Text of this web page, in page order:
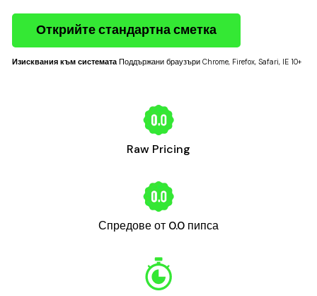
Открийте стандартна сметка
Изисквания към систематаПоддържани браузъри Chrome, Firefox, Safari, IE 10+
Raw Pricing
Спредове от 0.0 пипса